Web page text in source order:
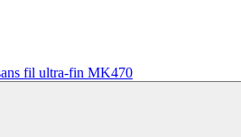
fil ultra-fin MK470